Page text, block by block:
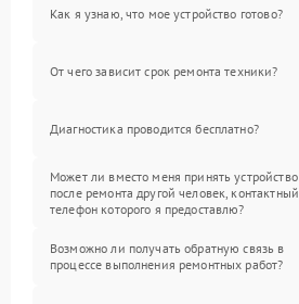
Как я узнаю, что мое устройство готово?
От чего зависит срок ремонта техники?
Диагностика проводится бесплатно?
Может ли вместо меня принять устройство
после ремонта другой человек, контактный
телефон которого я предоставлю?
Возможно ли получать обратную связь в
процессе выполнения ремонтных работ?